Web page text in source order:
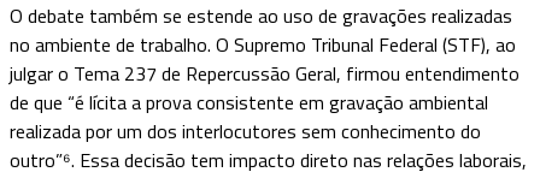
O debate também se estende ao uso de gravações realizadas
no ambiente de trabalho. O Supremo Tribunal Federal (STF), ao
julgar o Tema 237 de Repercussão Geral, firmou entendimento
de que “é lícita a prova consistente em gravação ambiental
realizada por um dos interlocutores sem conhecimento do
outro”⁶. Essa decisão tem impacto direto nas relações laborais,